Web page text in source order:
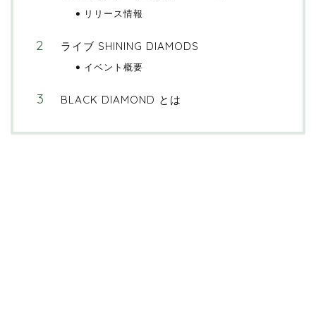
リリース情報
ライブ SHINING DIAMODS
イベント概要
BLACK DIAMOND とは